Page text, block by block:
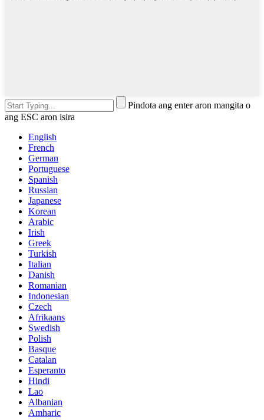
Pindota ang enter aron mangita o
ang ESC aron isira
English
French
German
Portuguese
Spanish
Russian
Japanese
Korean
Arabic
Irish
Greek
Turkish
Italian
Danish
Romanian
Indonesian
Czech
Afrikaans
Swedish
Polish
Basque
Catalan
Esperanto
Hindi
Lao
Albanian
Amharic